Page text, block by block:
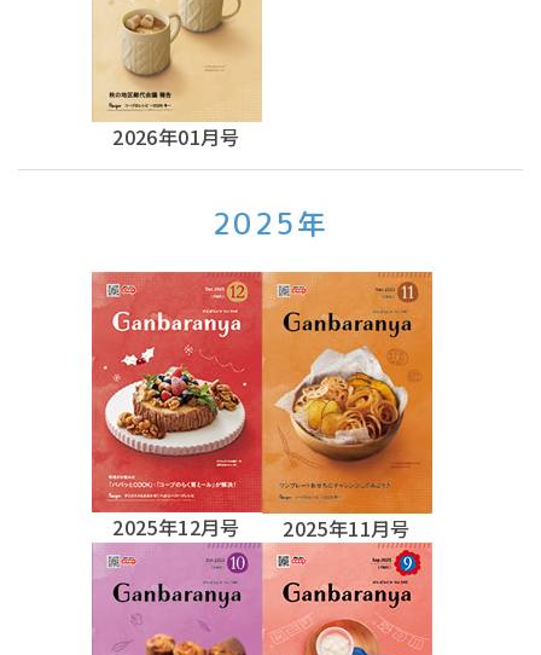
2026年01月号
2025年
2025年12月号 2025年11月号